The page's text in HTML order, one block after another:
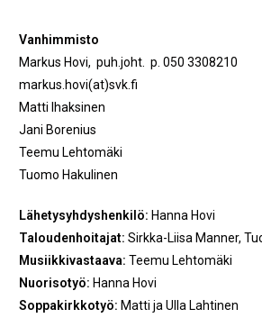
Vanhimmisto
Markus Hovi, puh.joht. p. 050
markus.hovi(at)svk.fi
Matti Ihaksinen
Jani Borenius
Teemu Lehtomäki
Tuomo Hakulinen
Lähetysyhdyshenkilö: Hanna Hovi
Taloudenhoitajat:Sirkka-Liisa Manner,
Musiikkivastaava:Teemu Lehtomäki
Nuorisotyö: Hanna Hovi
Soppakirkkotyö: Matti ja Ulla Lahtinen